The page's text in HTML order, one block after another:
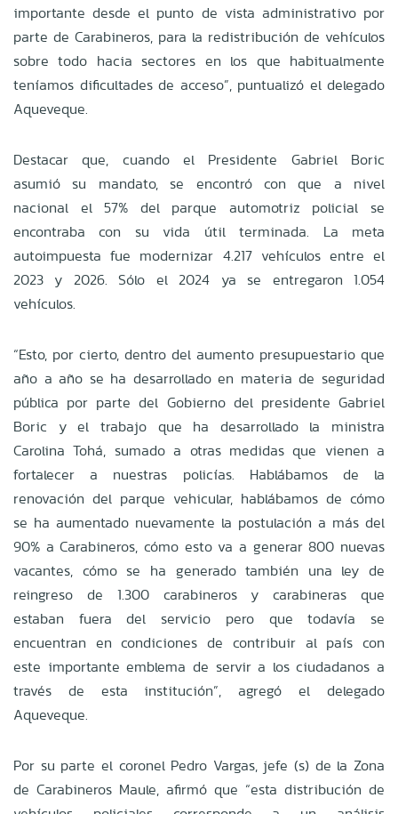
importante desde el punto de vista administrativo por
parte de Carabineros, para la redistribución de vehículos
sobre todo hacia sectores en los que habitualmente
teníamos dificultades de acceso”, puntualizó el delegado
Aqueveque.
Destacar que, cuando el Presidente Gabriel Boric
asumió su mandato, se encontró con que a nivel
nacional el 57% del parque automotriz policial se
encontraba con su vida útil terminada. La meta
autoimpuesta fue modernizar 4.217 vehículos entre el
2023 y 2026. Sólo el 2024 ya se entregaron 1.054
vehículos.
“Esto, por cierto, dentro del aumento presupuestario que
año a año se ha desarrollado en materia de seguridad
pública por parte del Gobierno del presidente Gabriel
Boric y el trabajo que ha desarrollado la ministra
Carolina Tohá, sumado a otras medidas que vienen a
fortalecer a nuestras policías. Hablábamos de la
renovación del parque vehicular, hablábamos de cómo
se ha aumentado nuevamente la postulación a más del
90% a Carabineros, cómo esto va a generar 800 nuevas
vacantes, cómo se ha generado también una ley de
reingreso de 1.300 carabineros y carabineras que
estaban fuera del servicio pero que todavía se
encuentran en condiciones de contribuir al país con
este importante emblema de servir a los ciudadanos a
través de esta institución”, agregó el delegado
Aqueveque.
Por su parte el coronel Pedro Vargas, jefe (s) de la Zona
de Carabineros Maule, afirmó que “esta distribución de